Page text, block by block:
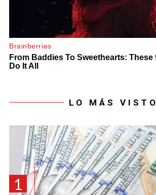
LO MÁS VISTO
1